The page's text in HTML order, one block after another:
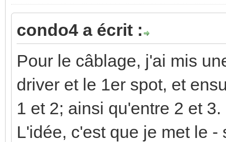
condo4 a écrit :
Pour le câblage, j'ai mis
driver et le 1er spot, et
1 et 2; ainsi qu'entre 2 et 3.
L'idée, c'est que je met le